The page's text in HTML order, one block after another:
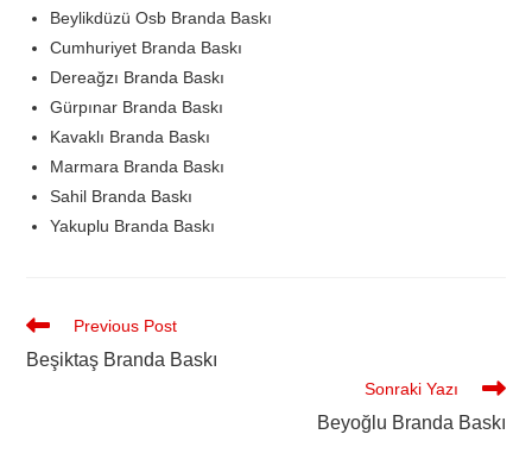
Beylikdüzü Osb Branda Baskı
Cumhuriyet Branda Baskı
Dereağzı Branda Baskı
Gürpınar Branda Baskı
Kavaklı Branda Baskı
Marmara Branda Baskı
Sahil Branda Baskı
Yakuplu Branda Baskı
Previous Post
Beşiktaş Branda Baskı
Sonraki Yazı
Beyoğlu Branda Baskı